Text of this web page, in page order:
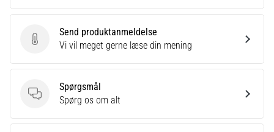
Send produktanmeldelse
Send produktanmeldelse
Vi vil meget gerne læse din mening
Spørgsmål
Spørgsmål
Spørg os om alt